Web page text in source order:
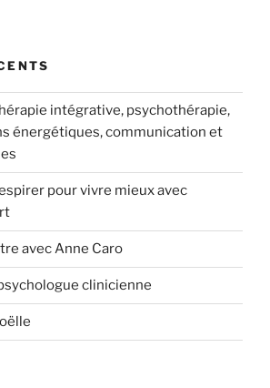
intégrative, psychothérapie,
énergétiques, communication et
pour vivre mieux avec
avec Anne Caro
clinicienne